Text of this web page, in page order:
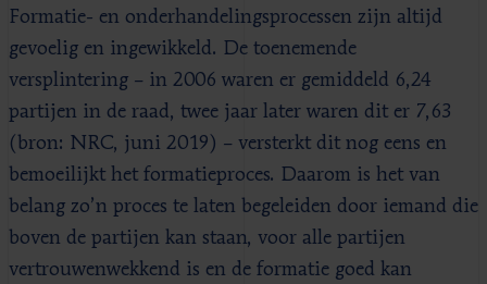
Formatie- en onderhandelingsprocessen zijn altijd
gevoelig en ingewikkeld. De toenemende
versplintering – in 2006 waren er gemiddeld 6,24
partijen in de raad, twee jaar later waren dit er 7,63
(bron: NRC, juni 2019) – versterkt dit nog eens en
bemoeilijkt het formatieproces. Daarom is het van
belang zo’n proces te laten begeleiden door iemand die
boven de partijen kan staan, voor alle partijen
vertrouwenwekkend is en de formatie goed kan